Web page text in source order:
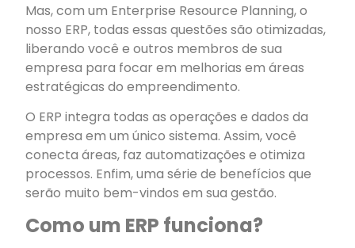
Mas, com um Enterprise Resource Planning, o
nosso ERP, todas essas questões são otimizadas,
liberando você e outros membros de sua
empresa para focar em melhorias em áreas
estratégicas do empreendimento.
O ERP integra todas as operações e dados da
empresa em um único sistema. Assim, você
conecta áreas, faz automatizações e otimiza
processos. Enfim, uma série de benefícios que
serão muito bem-vindos em sua gestão.
Como um ERP funciona?